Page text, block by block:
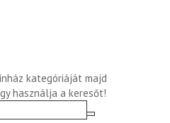
kategóriáját majd
használja a keresőt!